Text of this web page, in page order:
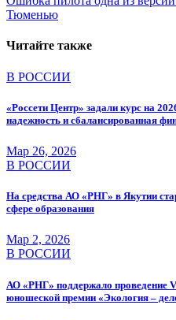
по
Тюменью
Читайте также
В РОССИИ
«Россети Центр» задали курс на
надежность и сбалансированная
Мар 26, 2026
В РОССИИ
На средства АО «РНГ» в Якутии
сфере образования
Мар 2, 2026
В РОССИИ
АО «РНГ» поддержало проведение
юношеской премии «Экология –